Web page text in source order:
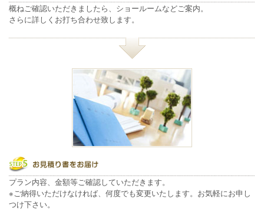
概ねご確認いただきましたら、ショールームなどご案内。
さらに詳しくお打ち合わせ致します。
プラン内容、金額等ご確認していただきます。
※ご納得いただけなければ、何度でも変更いたします。お気軽にお申し
つけ下さい。